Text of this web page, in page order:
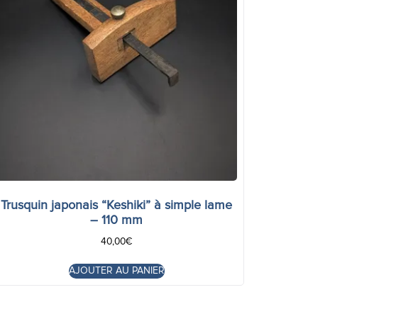
Trusquin japonais “Keshiki” à simple lame
– 110 mm
40,00€
AJOUTER AU PANIER